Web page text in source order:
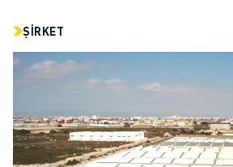
FANUC ILE GELECEĞINIZI ŞEKILLENDIRIN
BIZE KATILIN » KARIYER PORTALI
İLETIŞIM
LOKASYONLAR
KÜNYE
ŞIRKET